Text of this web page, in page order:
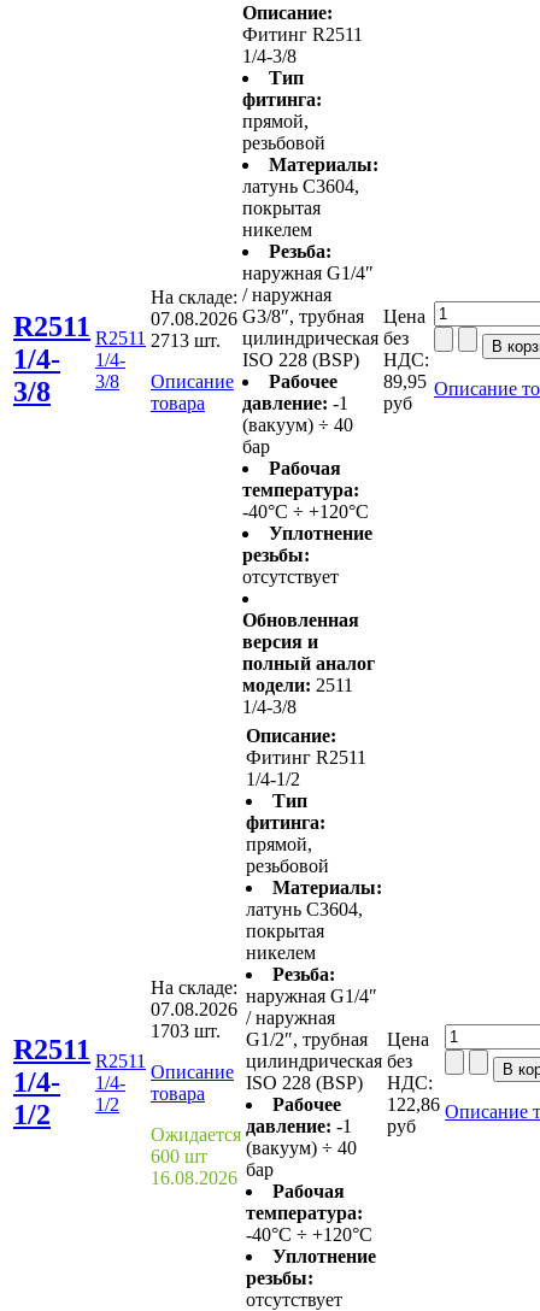
R2511
1/4-
3/8
R2511
1/4-
3/8
На складе:
07.08.2026
2713 шт.
Описание
товара
Описание:
Фитинг R2511
1/4-3/8
Тип
фитинга:
прямой,
резьбовой
Материалы:
латунь С3604,
покрытая
никелем
Резьба:
наружная G1/4″
/ наружная
G3/8″, трубная
цилиндрическая
ISO 228 (BSP)
Рабочее
давление: -1
(вакуум) ÷ 40
бар
Рабочая
температура:
-40°C ÷ +120°C
Уплотнение
резьбы:
отсутствует
Обновленная
версия и
полный аналог
модели: 2511
1/4-3/8
Цена
без
НДС:
89,95
руб
Описание
R2511
1/4-
1/2
R2511
1/4-
1/2
На складе:
07.08.2026
1703 шт.
Описание
товара
Ожидается
600 шт
16.08.2026
Описание:
Фитинг R2511
1/4-1/2
Тип
фитинга:
прямой,
резьбовой
Материалы:
латунь С3604,
покрытая
никелем
Резьба:
наружная G1/4″
/ наружная
G1/2″, трубная
цилиндрическая
ISO 228 (BSP)
Рабочее
давление: -1
(вакуум) ÷ 40
бар
Рабочая
температура:
-40°C ÷ +120°C
Уплотнение
резьбы:
отсутствует
Цена
без
НДС:
122,86
руб
Описание